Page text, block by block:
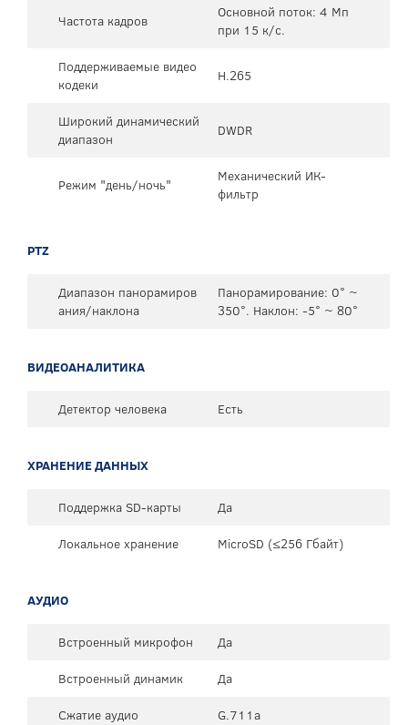
Частота кадров
Основной поток: 4 Мп
при 15 к/с.
Поддерживаемые видео
кодеки
H.265
Широкий динамический
диапазон
DWDR
Режим "день/ночь"
Механический ИК-
фильтр
PTZ
Диапазон панорамиров
ания/наклона
Панорамирование: 0° ~
350°. Наклон: -5° ~ 80°
ВИДЕОАНАЛИТИКА
Детектор человека Есть
ХРАНЕНИЕ ДАННЫХ
Поддержка SD-карты
Да
Локальное хранение
MicroSD (≤256 Гбайт)
АУДИО
Встроенный микрофон
Да
Встроенный динамик
Да
Сжатие аудио
G.711a